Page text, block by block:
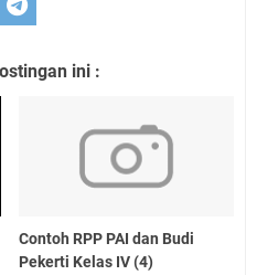
ini :
Contoh RPP PAI dan Budi
Pekerti Kelas IV (4)